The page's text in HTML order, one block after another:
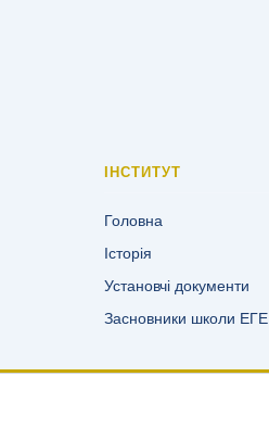
ІНСТИТУТ
Головна
Історія
Установчі документи
Засновники школи ЕГЕ